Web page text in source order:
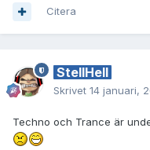
Citera
StellHell
Skrivet 14 januari,
Techno och Trance är